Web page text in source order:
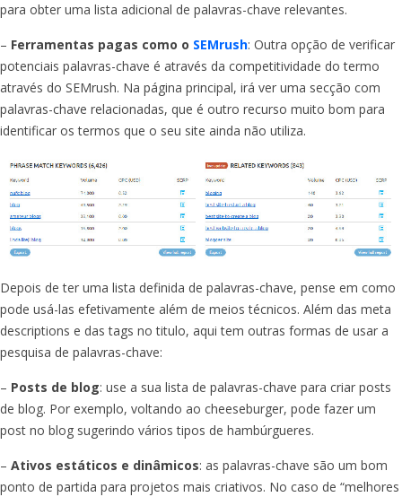
para obter uma lista adicional de palavras-chave relevantes.
– Ferramentas pagas como o SEMrush: Outra opção de verificar
potenciais palavras-chave é através da competitividade do termo
através do SEMrush. Na página principal, irá ver uma secção com
palavras-chave relacionadas, que é outro recurso muito bom para
identificar os termos que o seu site ainda não utiliza.
Depois de ter uma lista definida de palavras-chave, pense em como
pode usá-las efetivamente além de meios técnicos. Além das meta
descriptions e das tags no titulo, aqui tem outras formas de usar a
pesquisa de palavras-chave:
– Posts de blog: use a sua lista de palavras-chave para criar posts
de blog. Por exemplo, voltando ao cheeseburger, pode fazer um
post no blog sugerindo vários tipos de hambúrgueres.
– Ativos estáticos e dinâmicos: as palavras-chave são um bom
ponto de partida para projetos mais criativos. No caso de “melhores